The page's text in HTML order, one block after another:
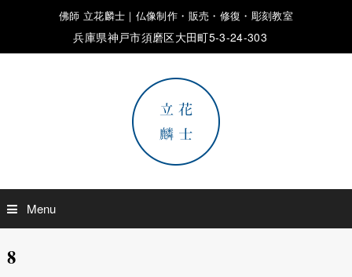
佛師 立花麟士｜仏像制作・販売・修復・彫刻教室
兵庫県神戸市須磨区大田町5-3-24-303
Menu
8